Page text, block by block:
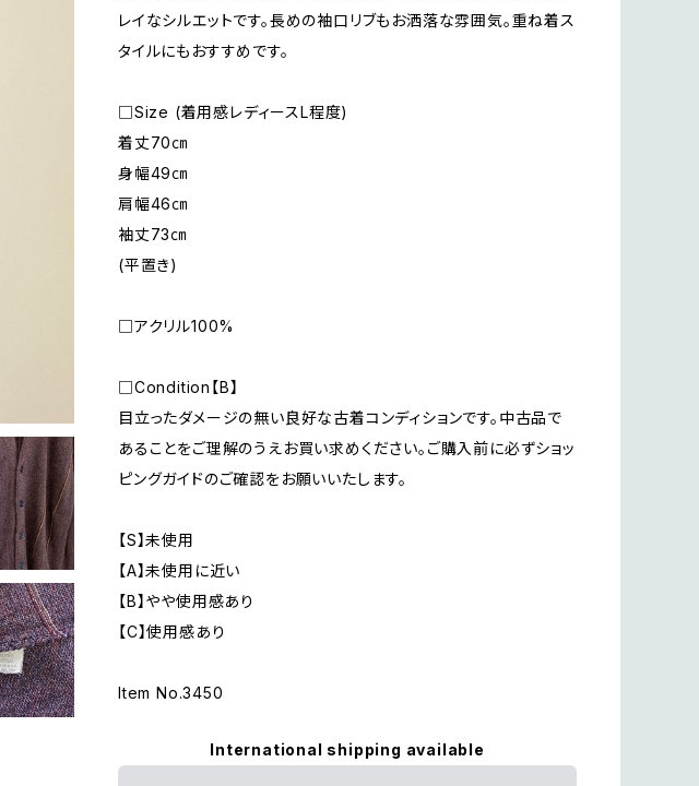
レイなシルエットです。長めの袖口リブもお洒落な雰囲気。重ね着ス
タイルにもおすすめです。
□Size (着用感レディースL程度)
着丈70㎝
身幅49㎝
肩幅46㎝
袖丈73㎝
(平置き)
□アクリル100%
□Condition【B】
目立ったダメージの無い良好な古着コンディションです。中古品で
あることをご理解のうえお買い求めください。ご購入前に必ずショッ
ピングガイドのご確認をお願いいたします。
【S】未使用
【A】未使用に近い
【B】やや使用感あり
【C】使用感あり
Item No.3450
International shipping available